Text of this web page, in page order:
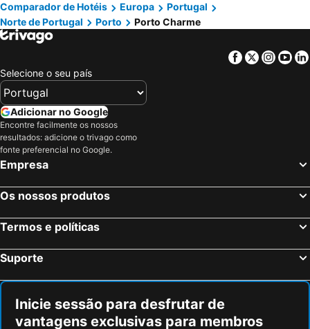
Comparador de Hotéis
Europa
Portugal
Norte de Portugal
Porto Porto Charme
Facebook
Twitter
Selecione o seu país
Adicionar no Google
Encontre facilmente os nossos
resultados: adicione o trivago como
fonte preferencial no Google.
Empresa
Os nossos produtos
Termos e políticas
Suporte
Inicie sessão para desfrutar de
vantagens exclusivas para membros